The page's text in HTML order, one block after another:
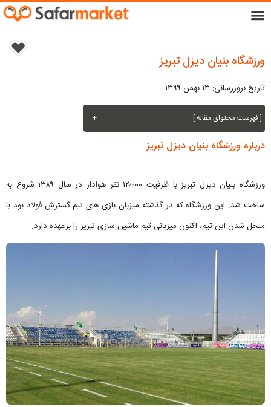
menu
ورزشگاه بنیان دیزل تبریز
تاریخ بروزرسانی: ۱۳ بهمن ۱۳۹۹
[ فهرست محتوای مقاله ] +
درباره ورزشگاه بنیان دیزل تبریز
ورزشگاه بنیان دیزل تبریز با ظرفیت ۱۲٫۰۰۰ نفر هوادار در سال ۱۳۸۹ شروع به
ساخت شد. این ورزشگاه که در گذشته میزبان بازی های تیم گسترش فولاد بود با
منحل شدن این تیم، اکنون میزبانی تیم ماشین سازی تبریز را برعهده دارد.